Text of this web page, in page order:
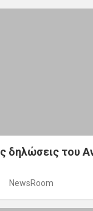
δηλώσεις του
NewsRoom